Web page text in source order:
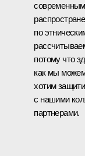
по
потому что
как мы
хотим
с нашими
партнерами.